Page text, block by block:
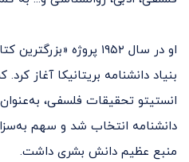
او در سال ۱۹۵۲ پروژه
بنیاد دانشنامه بریتانیکا آغاز
انستیتو تحقیقات فلسفی،
دانشنامه انتخاب شد و سهم
منبع عظیم دانش بشری داشت.